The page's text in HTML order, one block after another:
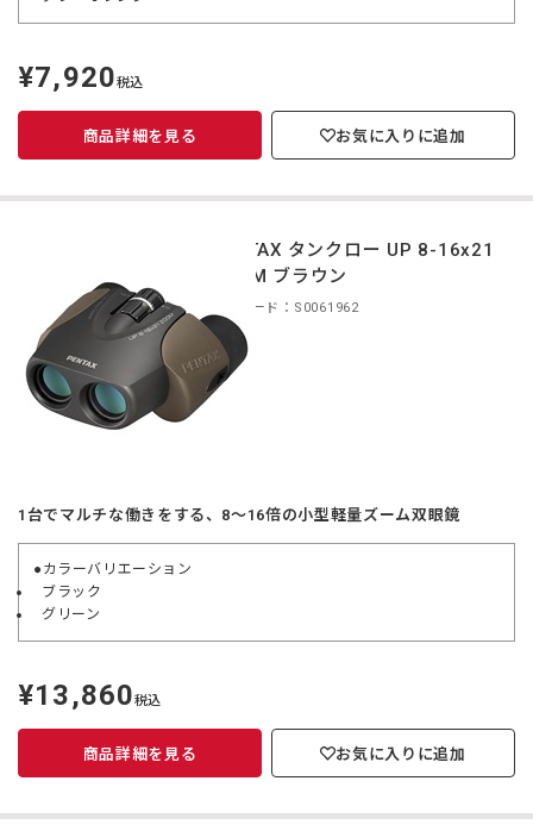
定
価
¥7,920税込
商品詳細を見る お気に入りに追加
PENTAX タンクロー UP 8-16x21
ZOOM ブラウン
商品コード：S0061962
1台でマルチな働きをする、8〜16倍の小型軽量ズーム双眼鏡
●カラーバリエーション
ブラック
グリーン
定
価
¥13,860税込
商品詳細を見る お気に入りに追加